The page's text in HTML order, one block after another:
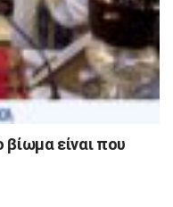
είναι που